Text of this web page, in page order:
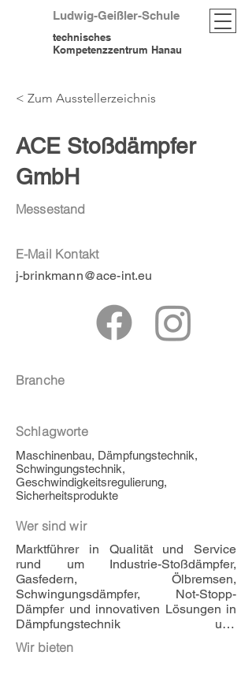
Ludwig-Geißler-Schule
technisches
Kompetenzzentrum Hanau
< Zum Ausstellerzeichnis
ACE Stoßdämpfer
GmbH
Messestand
E-Mail Kontakt
j-brinkmann@ace-int.eu
Branche
Schlagworte
Maschinenbau, Dämpfungstechnik,
Schwingungstechnik,
Geschwindigkeitsregulierung,
Sicherheitsprodukte
Wer sind wir
Marktführer in Qualität und Service
rund um Industrie-Stoßdämpfer,
Gasfedern, Ölbremsen,
Schwingungsdämpfer, Not-Stopp-
Dämpfer und innovativen Lösungen in
Dämpfungstechnik und
Schwingungsisolierung
Wir bieten